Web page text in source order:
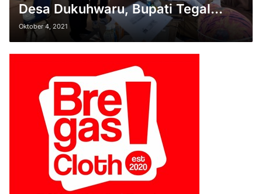
Desa Dukuhwaru, Bupati Tegal
Mengapresiasi
Oktober 4, 2021